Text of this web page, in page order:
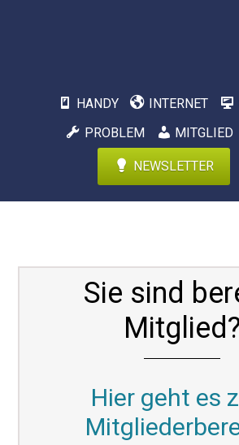
HANDY INTERNET
PROBLEM
MITGLIED
NEWSLETTER
Sie sind
Hier geht es